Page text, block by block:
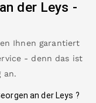
der Leys -
Ihnen garantiert
- denn das ist
an.
an der Leys ?